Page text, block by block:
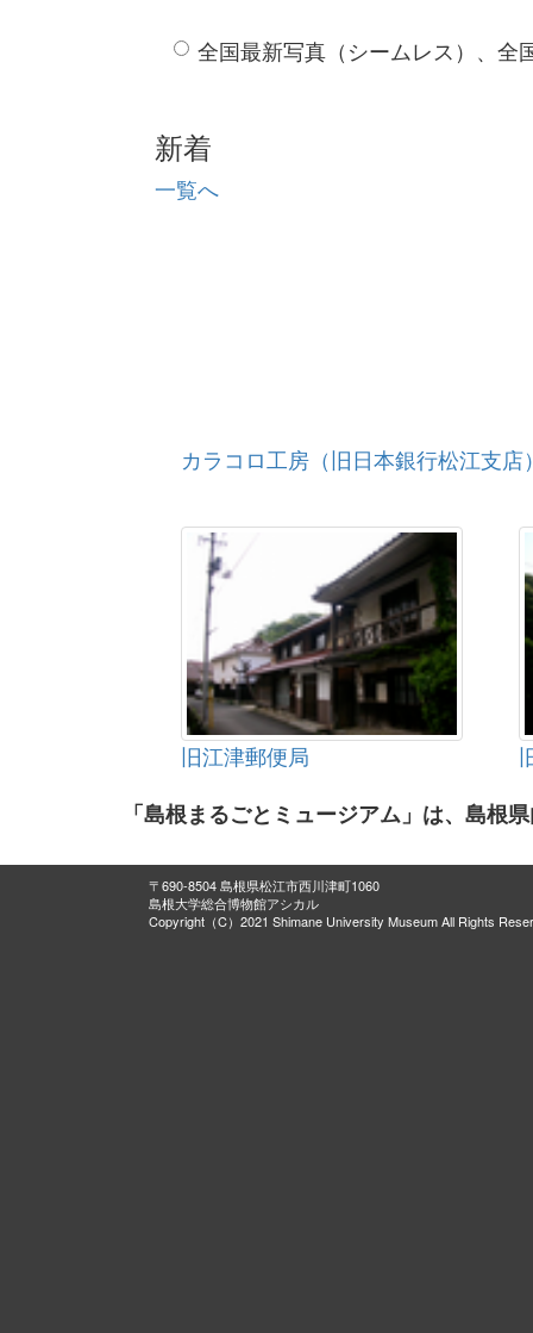
全国最新写真（シームレス）、全
新着
一覧へ
カラコロ工房（旧日本銀行松江支店
旧江津郵便局
「島根まるごとミュージアム」は、島根
〒690-8504 島根県松江市西川津町1060
島根大学総合博物館アシカル
Copyright（C）2021 Shimane University Museum All Rights